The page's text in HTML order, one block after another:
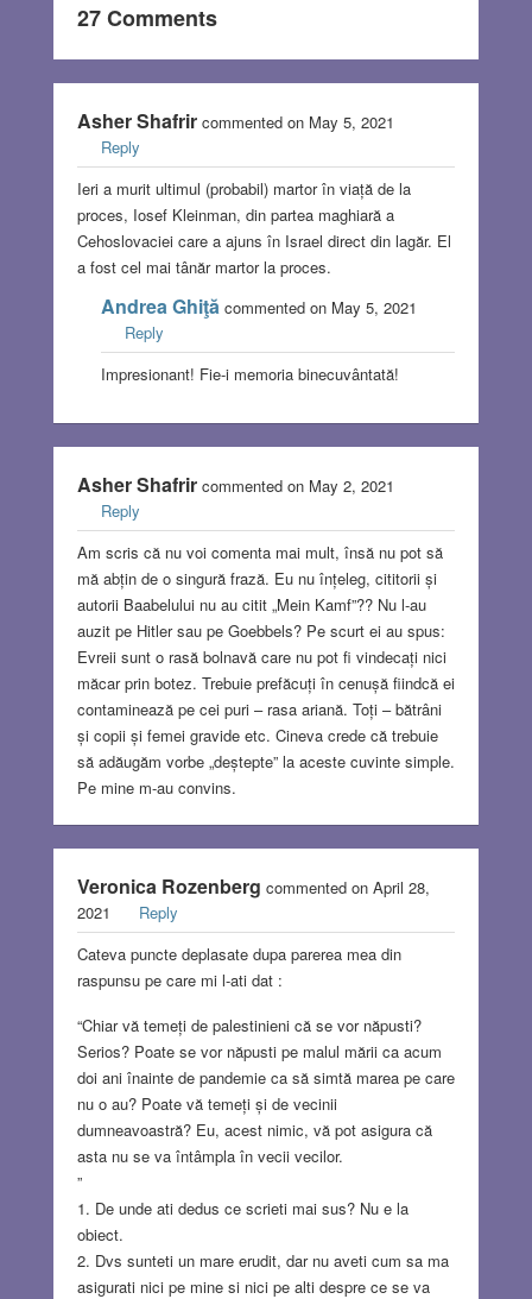
27 Comments
Asher Shafrircommented on May 5, 2021
Reply
Ieri a murit ultimul (probabil) martor în viață de la
proces, Iosef Kleinman, din partea maghiară a
Cehoslovaciei care a ajuns în Israel direct din lagăr. El
a fost cel mai tânăr martor la proces.
Andrea Ghiţă commented on May 5, 2021
Reply
Impresionant! Fie-i memoria binecuvântată!
Asher Shafrircommented on May 2, 2021
Reply
Am scris că nu voi comenta mai mult, însă nu pot să
mă abțin de o singură frază. Eu nu înțeleg, cititorii și
autorii Baabelului nu au citit „Mein Kamf”?? Nu l-au
auzit pe Hitler sau pe Goebbels? Pe scurt ei au spus:
Evreii sunt o rasă bolnavă care nu pot fi vindecați nici
măcar prin botez. Trebuie prefăcuți în cenușă fiindcă ei
contaminează pe cei puri – rasa ariană. Toți – bătrâni
și copii și femei gravide etc. Cineva crede că trebuie
să adăugăm vorbe „deștepte” la aceste cuvinte simple.
Pe mine m-au convins.
Veronica Rozenberg commented on April 28,
2021
Reply
Cateva puncte deplasate dupa parerea mea din
raspunsu pe care mi l-ati dat :
“Chiar vă temeți de palestinieni că se vor năpusti?
Serios? Poate se vor năpusti pe malul mării ca acum
doi ani înainte de pandemie ca să simtă marea pe care
nu o au? Poate vă temeți și de vecinii
dumneavoastră? Eu, acest nimic, vă pot asigura că
asta nu se va întâmpla în vecii vecilor.
”
1. De unde ati dedus ce scrieti mai sus? Nu e la
obiect.
2. Dvs sunteti un mare erudit, dar nu aveti cum sa ma
asigurati nici pe mine si nici pe alti despre ce se va